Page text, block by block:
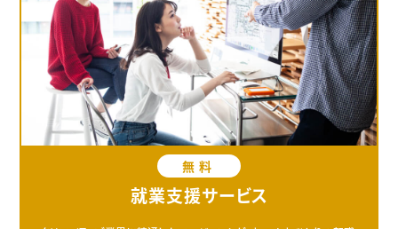
無料
就業支援サービス